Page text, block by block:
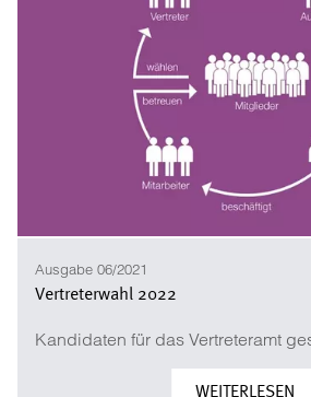
Ausgabe 06/2021
Vertreterwahl 2022
Kandidaten für das Vertreteramt
WEITERLESEN